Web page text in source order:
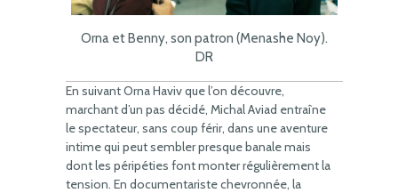
Orna et Benny, son patron (Menashe Noy).
DR
En suivant Orna Haviv que l’on découvre,
marchant d’un pas décidé, Michal Aviad entraîne
le spectateur, sans coup férir, dans une aventure
intime qui peut sembler presque banale mais
dont les péripéties font monter régulièrement la
tension. En documentariste chevronnée, la